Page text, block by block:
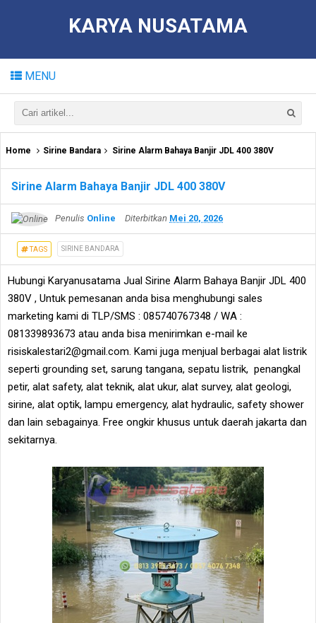
KARYA NUSATAMA
MENU
Home Sirine Bandara Sirine Alarm Bahaya Banjir JDL 400 380V
Sirine Alarm Bahaya Banjir JDL 400 380V
Penulis Online Diterbitkan Mei 20, 2026
TAGS SIRINE BANDARA
Hubungi Karyanusatama Jual Sirine Alarm Bahaya Banjir JDL 400
380V , Untuk pemesanan anda bisa menghubungi sales
marketing kami di TLP/SMS : 085740767348 / WA :
081339893673 atau anda bisa menirimkan e-mail ke
risiskalestari2@gmail.com. Kami juga menjual berbagai alat listrik
seperti grounding set, sarung tangana, sepatu listrik, penangkal
petir, alat safety, alat teknik, alat ukur, alat survey, alat geologi,
sirine, alat optik, lampu emergency, alat hydraulic, safety shower
dan lain sebagainya. Free ongkir khusus untuk daerah jakarta dan
sekitarnya.